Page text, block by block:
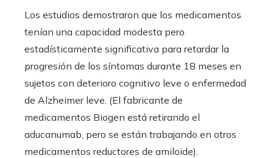
Los estudios demostraron que los medicamentos
tenían una capacidad modesta pero
estadísticamente significativa para retardar la
progresión de los síntomas durante 18 meses en
sujetos con deterioro cognitivo leve o enfermedad
de Alzheimer leve. (El fabricante de
medicamentos Biogen está retirando el
aducanumab, pero se están trabajando en otros
medicamentos reductores de amiloide).